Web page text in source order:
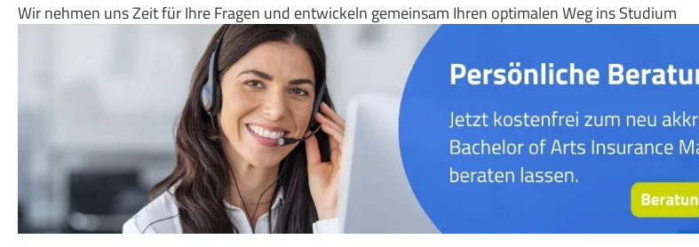
Wir nehmen uns Zeit für Ihre Fragen und entwickeln gemeinsam Ihren optimalen Weg ins Studium